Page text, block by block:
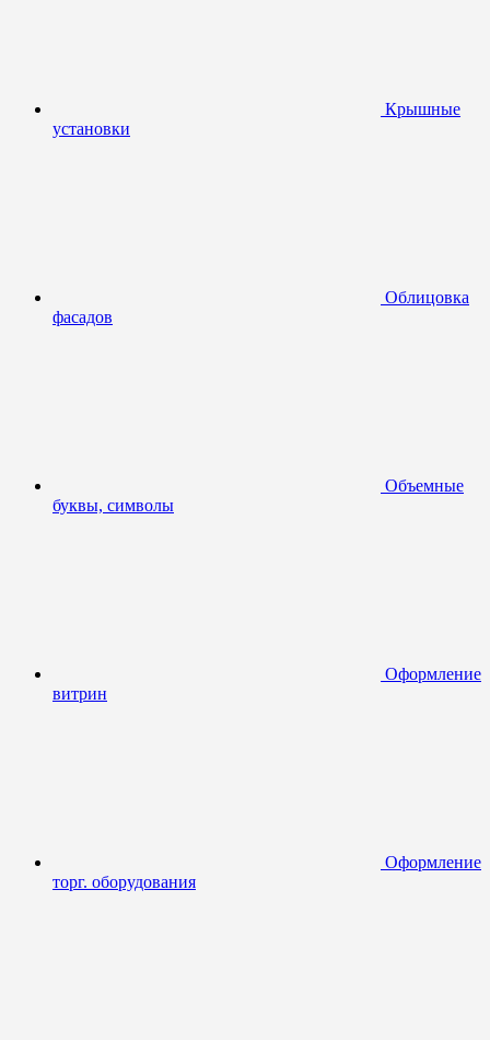
Крышные
установки
Облицовка
фасадов
Объемные
буквы, символы
Оформление
витрин
Оформление
торг. оборудования